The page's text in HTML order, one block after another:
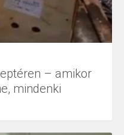
– amikor
mindenki